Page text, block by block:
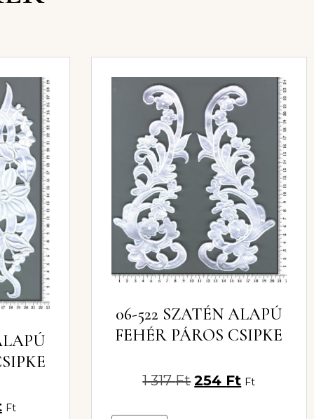
Ft
06-522 SZATÉN ALAPÚ
FEHÉR PÁROS CSIPKE
1 317Ft 254 Ft Ft